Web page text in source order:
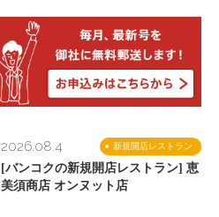
新規開店レストラン
2026.08.4
[バンコクの新規開店レストラン] 恵
美須商店 オンヌット店